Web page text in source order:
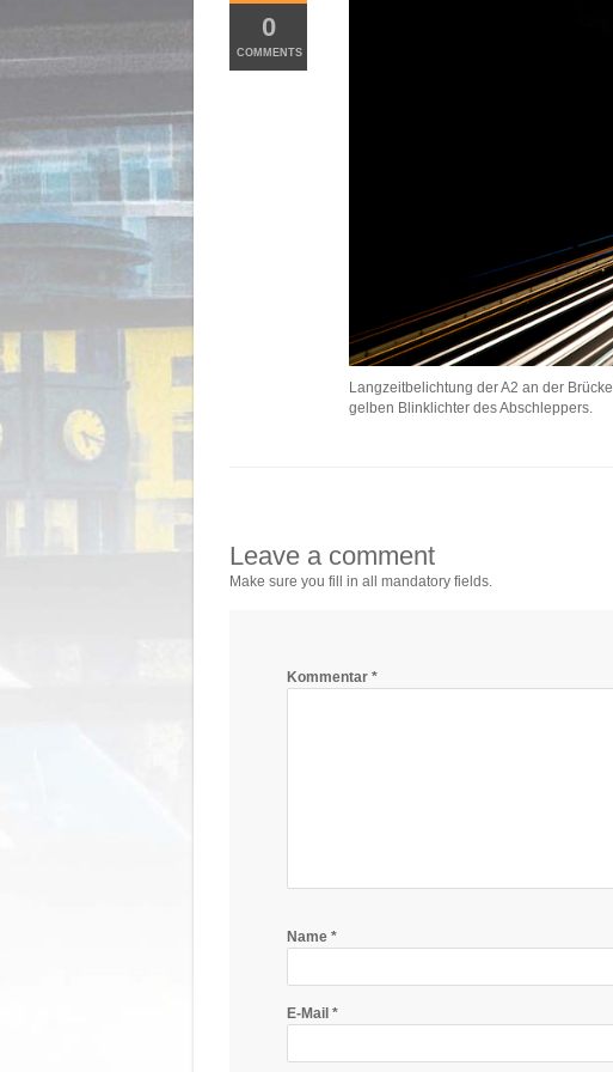
0
COMMENTS
Langzeitbelichtung der A2 an der
gelben Blinklichter des Abschleppers.
Leave a comment
Make sure you fill in all mandatory fields.
Kommentar *
Name *
E-Mail *